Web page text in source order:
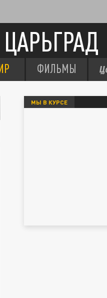
ЦАРЬГРАД
ФИЛЬМЫ
МЫ В КУРСЕ